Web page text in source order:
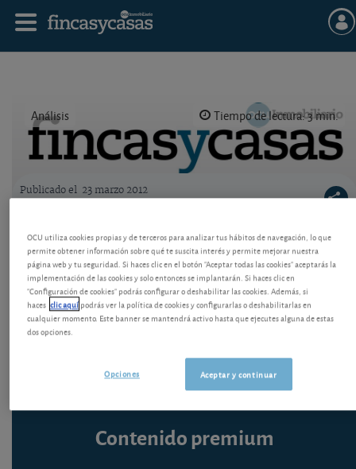
Análisis Tiempo de lectura: 3 min.
Logo OCU inmobiliario
Publicado el 23 marzo 2012
Tasa de basuras en Madrid: cómo pedir la
reducción del 100%
Algunos ayuntamientos aprueban ayudas para el
pago de impuestos o tasas locales. En la mayoría de
los casos, si no se pide no se concede.
Contenido premium
OCU utiliza cookies propias y de terceros para analizar tus hábitos de navegación, lo que
permite obtener información sobre qué te suscita interés y permite mejorar nuestra
página web y tu seguridad. Si haces clic en el botón "Aceptar todas las cookies" aceptarás la
implementación de las cookies y solo entonces se implantarán. Si haces clic en
"Configuración de cookies" podrás configurar o deshabilitar las cookies. Además, si
haces clic aquípodrás ver la política de cookies y configurarlas o deshabilitarlas en
cualquier momento. Este banner se mantendrá activo hasta que ejecutes alguna de estas
dos opciones.
Aceptar y continuar
Opciones